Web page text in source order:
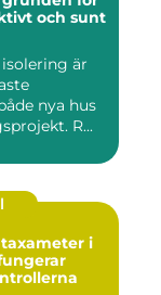
och sunt
är
nya hus
R...
i